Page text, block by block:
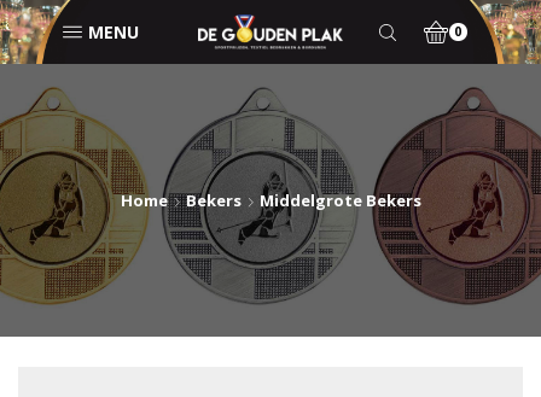
MENU 0
Home Bekers Middelgrote Bekers